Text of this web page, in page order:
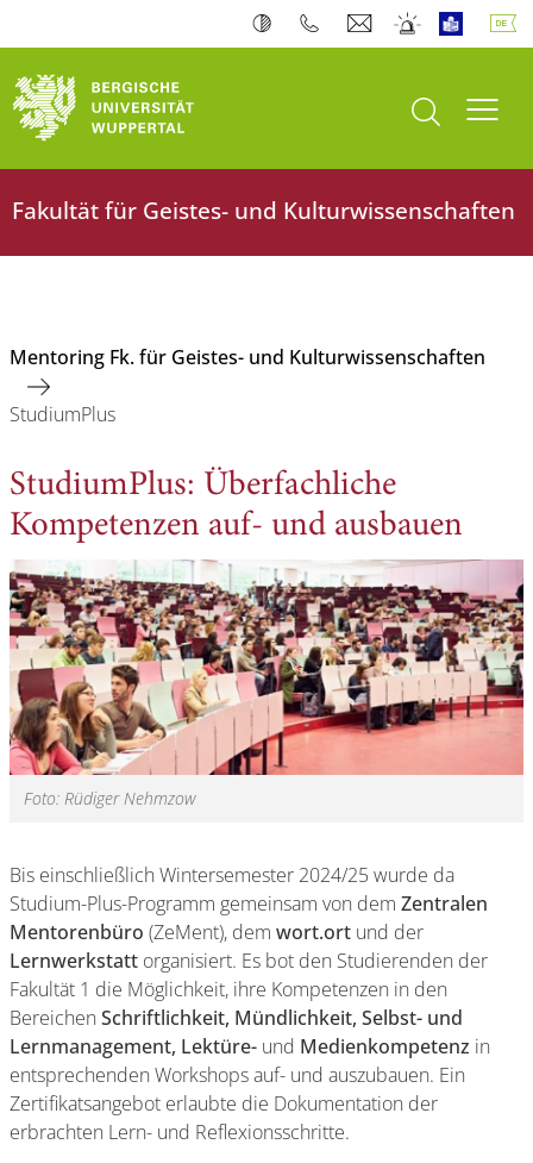
Suche öffnen
Fakultät für Geistes- und Kulturwissenschaften
Mentoring Fk. für Geistes- und Kulturwissenschaften
StudiumPlus
StudiumPlus: Überfachliche
Kompetenzen auf- und ausbauen
Foto: Rüdiger Nehmzow
Bis einschließlich Wintersemester 2024/25 wurde da
Studium-Plus-Programm gemeinsam von dem Zentralen
Mentorenbüro (ZeMent), dem wort.ort und der
Lernwerkstatt organisiert. Es bot den Studierenden der
Fakultät 1 die Möglichkeit, ihre Kompetenzen in den
Bereichen Schriftlichkeit, Mündlichkeit, Selbst- und
Lernmanagement, Lektüre- und Medienkompetenz in
entsprechenden Workshops auf- und auszubauen. Ein
Zertifikatsangebot erlaubte die Dokumentation der
erbrachten Lern- und Reflexionsschritte.